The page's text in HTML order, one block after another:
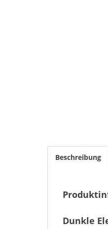
Beschreibung
Dunkle